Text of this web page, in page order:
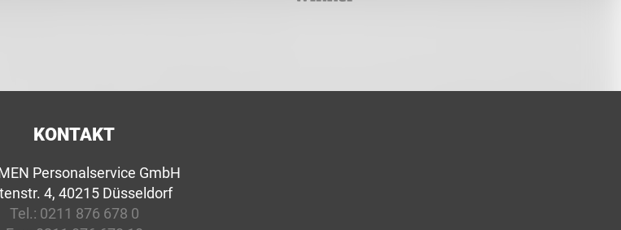
KONTAKT
Personalservice GmbH
4, 40215 Düsseldorf
Tel.: 0211 876 678 0